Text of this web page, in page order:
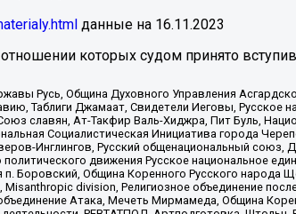
данные на 16.11.2023
которых судом принято
Русь, Община Духовного Управления
Таблиги Джамаат, Свидетели Иеговы, Русское
славян, Ат-Такфир Валь-Хиджра, Пит Буль,
Социалистическая Инициатива города
Инглингов, Русский общенациональный союз,
движения Русское национальное
Боровский, Община Коренного Русского
division, Религиозное объединение
Атака, Мечеть Мирмамеда, Община